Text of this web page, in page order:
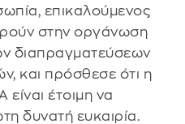
επικαλούμενος
στην οργάνωση
διαπραγματεύσεων
και πρόσθεσε ότι η
έτοιμη να
δυνατή ευκαιρία.